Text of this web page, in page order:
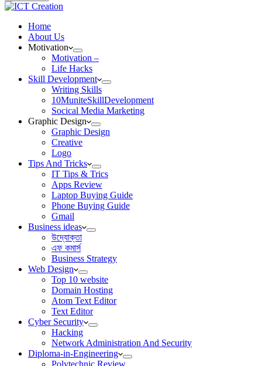
Home
About Us
Motivation
Motivation –
Life Hacks
Skill Development
Writing Skills
10MuniteSkillDevelopment
Socical Media Marketing
Graphic Design
Graphic Design
Creative
Logo
Tips And Tricks
IT Tips & Trics
Apps Review
Laptop Buying Guide
Phone Buying Guide
Gmail
Business ideas
উদ্যোক্তা
এফ কমার্স
Business Strategy
Web Design
Top 10 website
Domain Hosting
Atom Text Editor
Text Editor
Cyber Security
Hacking
Network Administration And Security
Diploma-in-Engineering
Polytechnic Review